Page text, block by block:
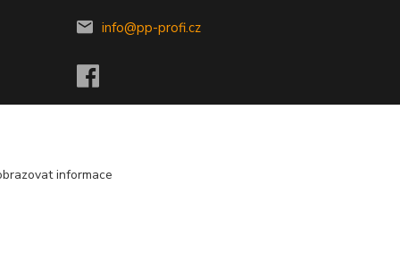
info@pp-profi.cz
informace